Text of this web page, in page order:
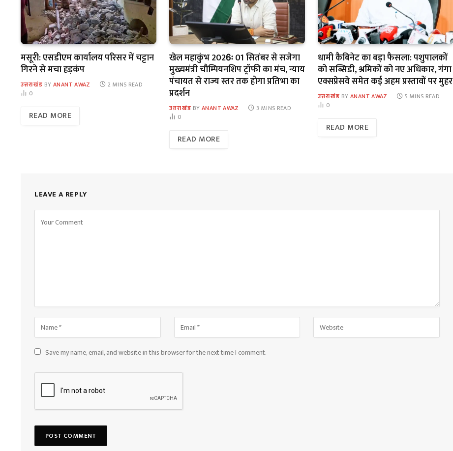
मसूरी: एसडीएम कार्यालय परिसर में चट्टान
गिरने से मचा हड़कंप
उत्तराखंड BY ANANT AWAZ
2 MINS READ
0
READ MORE
खेल महाकुंभ 2026ः 01 सितंबर से सजेगा
मुख्यमंत्री चौम्पियनशिप ट्रॉफी का मंच, न्याय
पंचायत से राज्य स्तर तक होगा प्रतिभा का
प्रदर्शन
उत्तराखंड BY ANANT AWAZ
3 MINS READ
0
READ MORE
धामी कैबिनेट का बड़ा फैसला: पशुपालकों
को सब्सिडी, श्रमिकों को नए अधिकार, गंगा
एक्सप्रेसवे समेत कई अहम प्रस्तावों पर मुहर
उत्तराखंड BY ANANT AWAZ
5 MINS READ
0
READ MORE
LEAVE A REPLY
Save my name, email, and website in this browser for the next time I comment.